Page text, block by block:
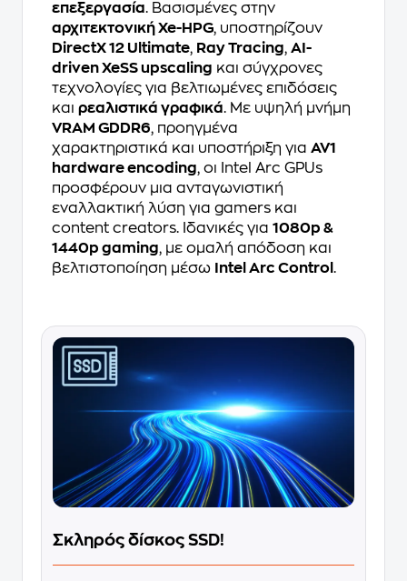
επεξεργασία. Βασισμένες στην
αρχιτεκτονική Xe-HPG, υποστηρίζουν
DirectX 12 Ultimate, Ray Tracing, AI-
driven XeSS upscaling και σύγχρονες
τεχνολογίες για βελτιωμένες επιδόσεις
και ρεαλιστικά γραφικά. Με υψηλή μνήμη
VRAM GDDR6, προηγμένα
χαρακτηριστικά και υποστήριξη για AV1
hardware encoding, οι Intel Arc GPUs
προσφέρουν μια ανταγωνιστική
εναλλακτική λύση για gamers και
content creators. Ιδανικές για 1080p &
1440p gaming, με ομαλή απόδοση και
βελτιστοποίηση μέσω
Intel Arc Control .
Σκληρός δίσκος SSD!